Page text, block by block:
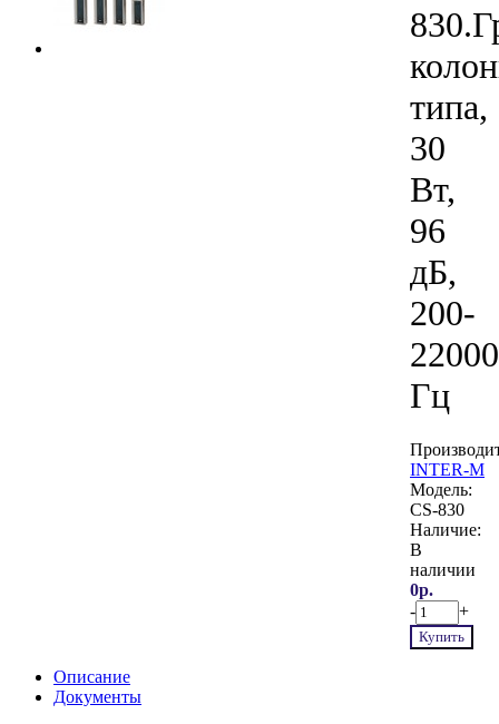
типа,
30
Вт,
96
дБ,
200-
22000
Гц
INTER-M
Модель:
CS-830
Наличие:
В
наличии
0р.
-
+
Купить
Описание
Документы